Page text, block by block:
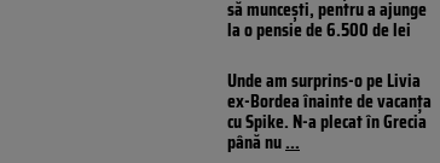
să muncești, pentru a ajunge
la o pensie de 6.500 de lei
Unde am surprins-o pe Livia
ex-Bordea înainte de vacanța
cu Spike. N-a plecat în Grecia
până nu...